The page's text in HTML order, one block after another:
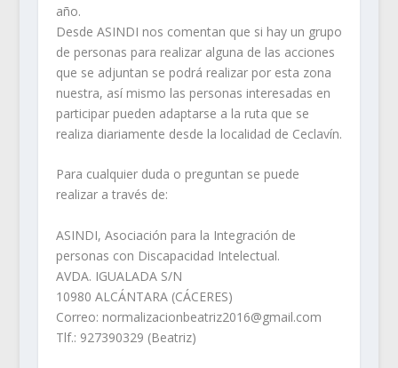
año.
Desde ASINDI nos comentan que si hay un grupo
de personas para realizar alguna de las acciones
que se adjuntan se podrá realizar por esta zona
nuestra, así mismo las personas interesadas en
participar pueden adaptarse a la ruta que se
realiza diariamente desde la localidad de Ceclavín.
Para cualquier duda o preguntan se puede
realizar a través de:
ASINDI, Asociación para la Integración de
personas con Discapacidad Intelectual.
AVDA. IGUALADA S/N
10980 ALCÁNTARA (CÁCERES)
Correo: normalizacionbeatriz2016@gmail.com
Tlf.: 927390329 (Beatriz)